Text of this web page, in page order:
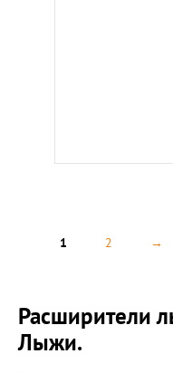
1 2 →
Расширители
Лыжи.